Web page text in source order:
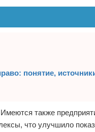
понятие,
также
что улучшило